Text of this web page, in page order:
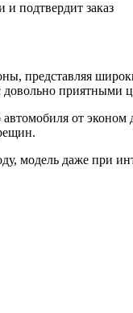
подтвердит заказ
представляя
приятными
от эконом
модель даже при